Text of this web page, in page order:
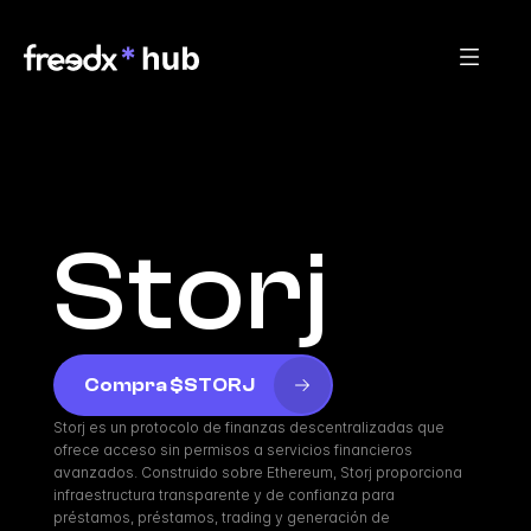
Storj
Compra $STORJ
Storj es un protocolo de finanzas descentralizadas que
ofrece acceso sin permisos a servicios financieros
avanzados. Construido sobre Ethereum, Storj proporciona
infraestructura transparente y de confianza para
préstamos, préstamos, trading y generación de